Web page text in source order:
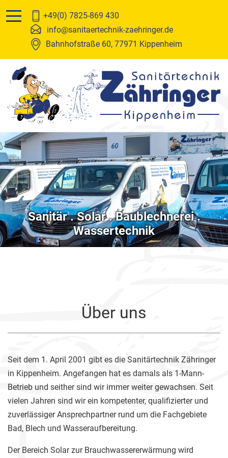
+49(0) 7825-869 430
info@sanitaertechnik-zaehringer.de
Bahnhofstraße 60, 77971 Kippenheim
Sanitär . Solar . Baublechnerei .
Wassertechnik
Über uns
Seit dem 1. April 2001 gibt es die Sanitärtechnik Zähringer
in Kippenheim. Angefangen hat es damals als 1-Mann-
Betrieb und seither sind wir immer weiter gewachsen. Seit
vielen Jahren sind wir ein kompetenter, qualifizierter und
zuverlässiger Ansprechpartner rund um die Fachgebiete
Bad, Blech und Wasseraufbereitung.
Der Bereich Solar zur Brauchwassererwärmung wird
Leistungen
Sanitär
Baublechnerei
Wasseraufbereitung
Heizung
Über uns